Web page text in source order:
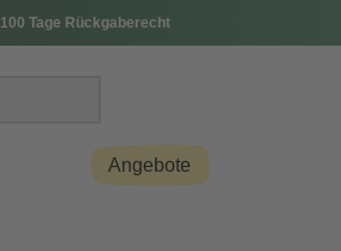
100 Tage Rückgaberecht
Angebote